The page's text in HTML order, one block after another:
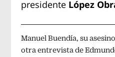
presidente López
Manuel Buendía, su
otra entrevista de